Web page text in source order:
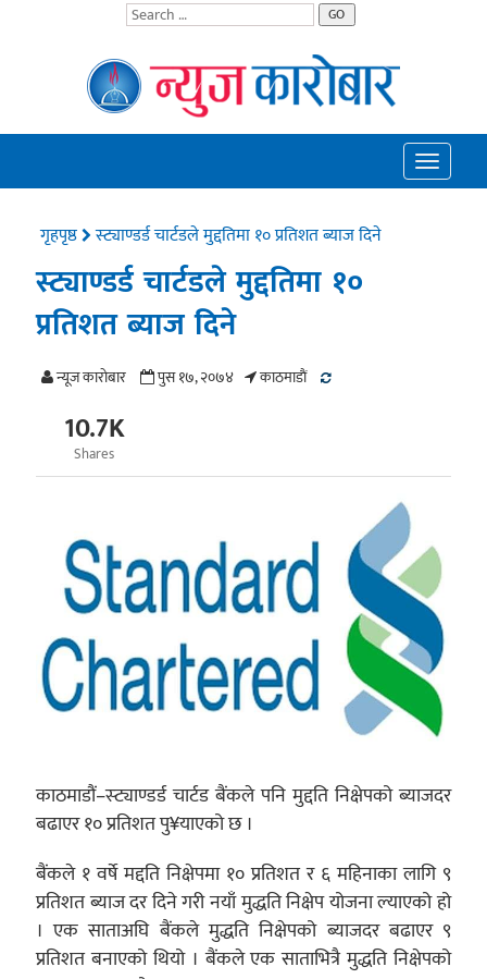
GO
Toggle
गृहपृष्ठ स्ट्याण्डर्ड चार्टडले मुद्दतिमा १० प्रतिशत ब्याज दिने
स्ट्याण्डर्ड चार्टडले मुद्दतिमा १०
प्रतिशत ब्याज दिने
न्यूज काराेबार पुस १७, २०७४ काठमाडाैं
10.7K
Shares
काठमाडौं–स्ट्याण्डर्ड चार्टड बैंकले पनि मुद्दति निक्षेपको ब्याजदर
बढाएर १० प्रतिशत पु¥याएको छ ।
बैंकले १ वर्षे मद्दति निक्षेपमा १० प्रतिशत र ६ महिनाका लागि ९
प्रतिशत ब्याज दर दिने गरी नयाँ मुद्धति निक्षेप योजना ल्याएको हो
। एक साताअघि बैंकले मुद्धति निक्षेपको ब्याजदर बढाएर ९
प्रतिशत बनाएको थियो । बैंकले एक साताभित्रै मुद्धति निक्षेपको